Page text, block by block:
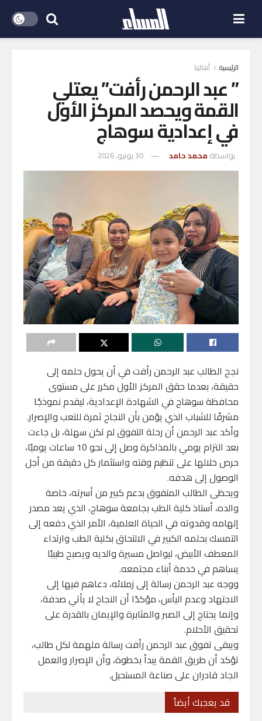
الرئيسية أهالينا
” عبد الرحمن رأفت” يعتلي
القمة ويحصد المركز الأول
في إعدادية سوهاج
بواسطة محمد حامد 30 يونيو، 2026
نجح الطالب عبد الرحمن رأفت في أن يحول حلمه إلى
حقيقة، بعدما حقق المركز الأول مكرر على مستوى
محافظة سوهاج في الشهادة الإعدادية، ليقدم نموذجًا
مشرفًا للشباب الذي يؤمن بأن النجاح ثمرة للتعب والإصرار.
وأكد عبد الرحمن أن رحلة التفوق لم تكن سهلة، بل جاءت
بعد التزام يومي بالمذاكرة وصل إلى نحو 10 ساعات يوميًا،
حرص خلالها على تنظيم وقته واستثمار كل دقيقة من أجل
الوصول إلى هدفه.
ويحظى الطالب المتفوق بدعم كبير من أسرته، خاصة
والده، أستاذ كلية الطب بجامعة سوهاج، الذي يعد مصدر
إلهامه وقدوته في الحياة العلمية، الأمر الذي دفعه إلى
التمسك بحلمه الكبير في الالتحاق بكلية الطب وارتداء
المعطف الأبيض، ليواصل مسيرة والديه ويصبح طبيبًا
يساهم في خدمة أبناء مجتمعه.
ووجه عبد الرحمن رسالة إلى زملائه، دعاهم فيها إلى
الاجتهاد وعدم اليأس، مؤكدًا أن النجاح لا يأتي صدفة،
وإنما يحتاج إلى الصبر والمثابرة والإيمان بالقدرة على
تحقيق الأحلام.
ويبقى تفوق عبد الرحمن رأفت رسالة ملهمة لكل طالب،
تؤكد أن طريق القمة يبدأ بخطوة، وأن الإصرار والعمل
الجاد قادران على صناعة المستحيل.
قد يعجبك أيضاً